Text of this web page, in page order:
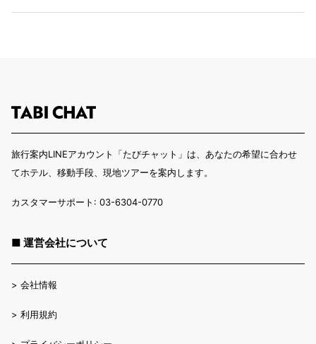
旅行案内LINEアカウント「たびチャット」は、あなたの希望に合わせ
てホテル、移動手段、現地ツアーを案内します。
カスタマーサポート: 03-6304-0770
■ 運営会社について
> 会社情報
> 利用規約